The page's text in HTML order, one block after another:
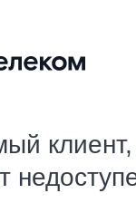
клиент,